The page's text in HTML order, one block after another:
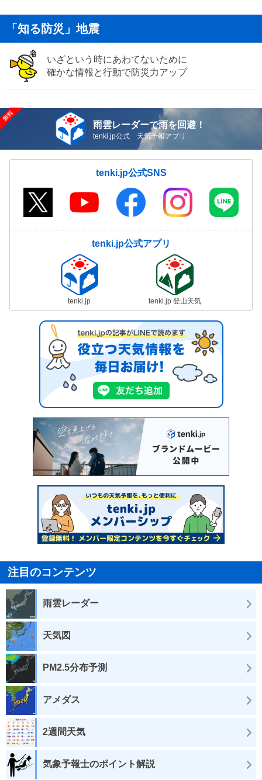
「知る防災」地震
いざという時にあわてないために
確かな情報と行動で防災力アップ
雨雲レーダーで雨を回避！
tenki.jp公式 天気予報アプリ
tenki.jp公式SNS
tenki.jp公式アプリ
tenki.jp tenki.jp 登山天気
注目のコンテンツ
雨雲レーダー
天気図
PM2.5分布予測
アメダス
2週間天気
気象予報士のポイント解説